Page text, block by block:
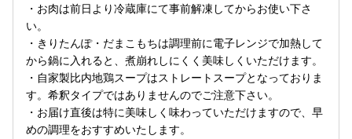
・お肉は前日より冷蔵庫にて事前解凍してからお使い下さ
い。
・きりたんぽ・だまこもちは調理前に電子レンジで加熱して
から鍋に入れると、煮崩れしにくく美味しくいただけます。
・自家製比内地鶏スープはストレートスープとなっておりま
す。希釈タイプではありませんのでご注意下さい。
・お届け直後は特に美味しく味わっていただけますので、早
めの調理をおすすめいたします。